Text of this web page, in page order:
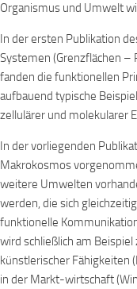
Organismus und Umwelt
In der ersten Publikation
Systemen (Grenzflächen –
fanden die funktionellen
aufbauend typische
zellulärer und molekularer
In der vorliegenden
Makrokosmos
weitere Umwelten
werden, die sich
funktionelle
wird schließlich am
künstlerischer Fähigkeiten
in der Markt-wirtschaft